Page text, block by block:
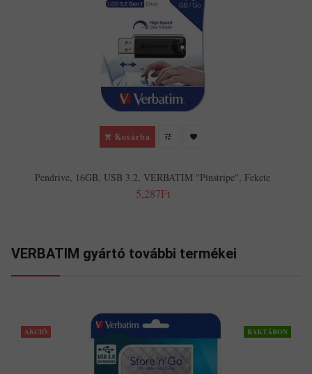
Kosárba
Pendrive, 16GB, USB 3.2, VERBATIM "Pinstripe", Fekete
5,287Ft
VERBATIM gyártó további termékei
AKCIÓ RAKTÁRON